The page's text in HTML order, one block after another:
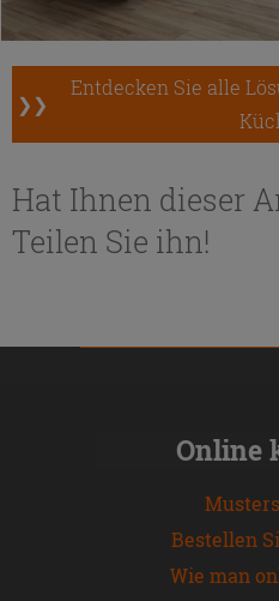
❯❯
Entdecken Sie alle
Hat Ihnen dieser
Teilen Sie ihn!
Online
Bestellen
Wie man